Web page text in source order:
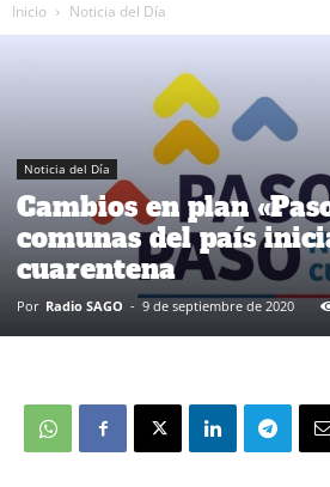
Inicio Noticia del Día
Noticia del Día
Cambios en plan
comunas del país
cuarentena
Por Radio SAGO - 9 de septiembre de 2020